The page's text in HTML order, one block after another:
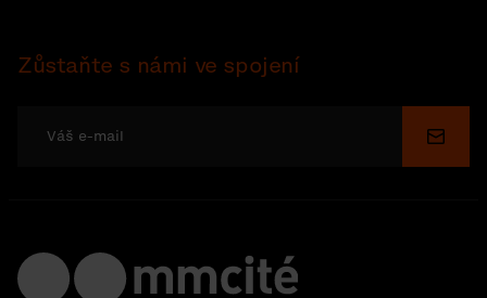
Zůstaňte s námi ve spojení